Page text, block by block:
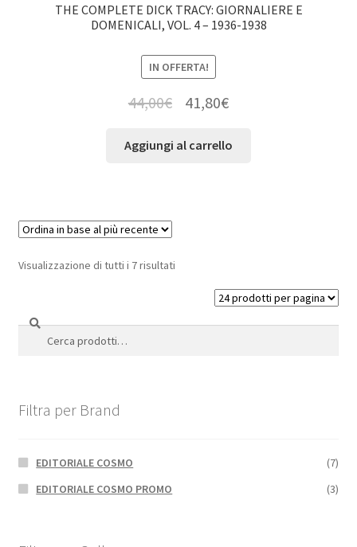
THE COMPLETE DICK TRACY: GIORNALIERE E
DOMENICALI, VOL. 4 – 1936-1938
IN OFFERTA!
44,00€ 41,80€
Aggiungi al carrello
Visualizzazione di tutti i 7 risultati
Cerca:
Cerca
Filtra per Brand
EDITORIALE COSMO
(7)
EDITORIALE COSMO PROMO
(3)